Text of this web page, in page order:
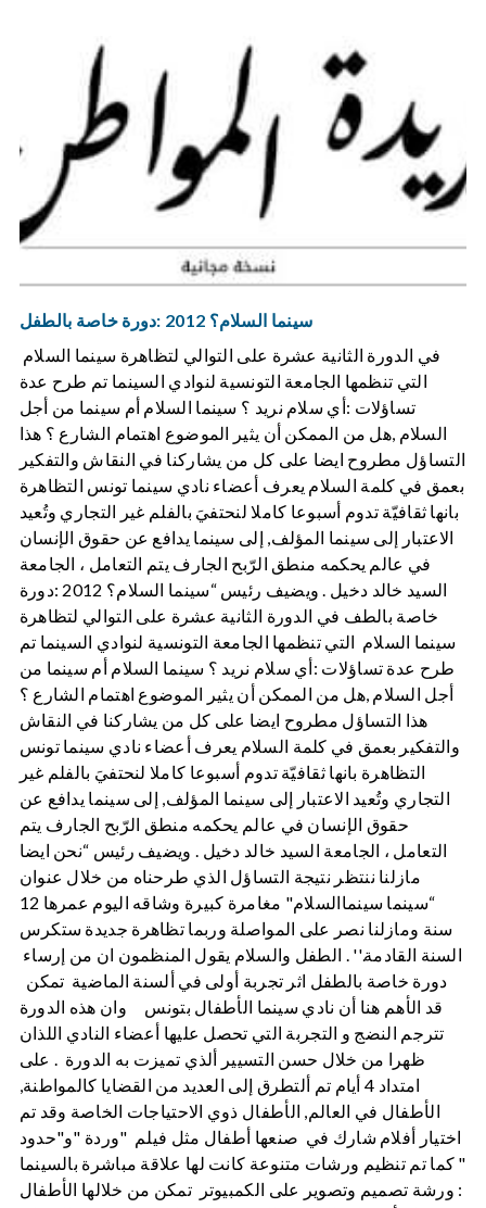
سينما السلام؟ 2012 :دورة خاصة بالطفل
في الدورة الثانية عشرة على التوالي لتظاهرة سينما السلام
التي تنظمها الجامعة التونسية لنوادي السينما تم طرح عدة
تساؤلات :أي سلام نريد ؟ سينما السلام أم سينما من أجل
السلام ,هل من الممكن أن يثير الموضوع اهتمام الشارع ؟ هذا
التساؤل مطروح ايضا على كل من يشاركنا في النقاش والتفكير
بعمق في كلمة السلام يعرف أعضاء نادي سينما تونس التظاهرة
بانها ثقافيّة تدوم أسبوعا كاملا لنحتفيَ بالفلم غير التجاري وتُعيد
الاعتبار إلى سينما المؤلف, إلى سينما يدافع عن حقوق الإنسان
في عالم يحكمه منطق الرّبح الجارف يتم التعامل ، الجامعة
السيد خالد دخيل . ويضيف رئيس “سينما السلام؟ 2012 :دورة
خاصة بالطف في الدورة الثانية عشرة على التوالي لتظاهرة
سينما السلام التي تنظمها الجامعة التونسية لنوادي السينما تم
طرح عدة تساؤلات :أي سلام نريد ؟ سينما السلام أم سينما من
أجل السلام ,هل من الممكن أن يثير الموضوع اهتمام الشارع ؟
هذا التساؤل مطروح ايضا على كل من يشاركنا في النقاش
والتفكير بعمق في كلمة السلام يعرف أعضاء نادي سينما تونس
التظاهرة بانها ثقافيّة تدوم أسبوعا كاملا لنحتفيَ بالفلم غير
التجاري وتُعيد الاعتبار إلى سينما المؤلف, إلى سينما يدافع عن
حقوق الإنسان في عالم يحكمه منطق الرّبح الجارف يتم
التعامل ، الجامعة السيد خالد دخيل . ويضيف رئيس “نحن ايضا
مازلنا ننتظر نتيجة التساؤل الذي طرحناه من خلال عنوان
“سينما سينماالسلام" مغامرة كبيرة وشاقه اليوم عمرها 12
سنة ومازلنا نصر على المواصلة وربما تظاهرة جديدة ستكرس
السنة القادمة.'' . الطفل والسلام يقول المنظمون ان من إرساء
دورة خاصة بالطفل اثر تجربة أولى في ألسنة الماضية تمكن
قد الأهم هنا أن نادي سينما الأطفال بتونس وان هذه الدورة
تترجم النضج و التجربة التي تحصل عليها أعضاء النادي اللذان
ظهرا من خلال حسن التسيير ألذي تميزت به الدورة . على
امتداد 4 أيام تم ألتطرق إلى العديد من القضايا كالمواطنة,
الأطفال في العالم, الأطفال ذوي الاحتياجات الخاصة وقد تم
اختيار أفلام شارك في صنعها أطفال مثل فيلم "وردة "و"حدود
" كما تم تنظيم ورشات متنوعة كانت لها علاقة مباشرة بالسينما
: ورشة تصميم وتصوير على الكمبيوتر تمكن من خلالها الأطفال